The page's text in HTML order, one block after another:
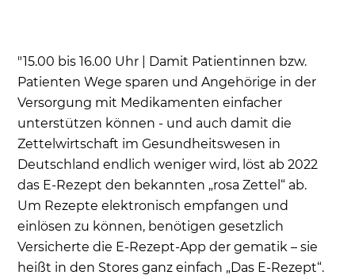
"15.00 bis 16.00 Uhr | Damit Patientinnen bzw.
Patienten Wege sparen und Angehörige in der
Versorgung mit Medikamenten einfacher
unterstützen können - und auch damit die
Zettelwirtschaft im Gesundheitswesen in
Deutschland endlich weniger wird, löst ab 2022
das E-Rezept den bekannten „rosa Zettel“ ab.
Um Rezepte elektronisch empfangen und
einlösen zu können, benötigen gesetzlich
Versicherte die E-Rezept-App der gematik – sie
heißt in den Stores ganz einfach „Das E-Rezept“.